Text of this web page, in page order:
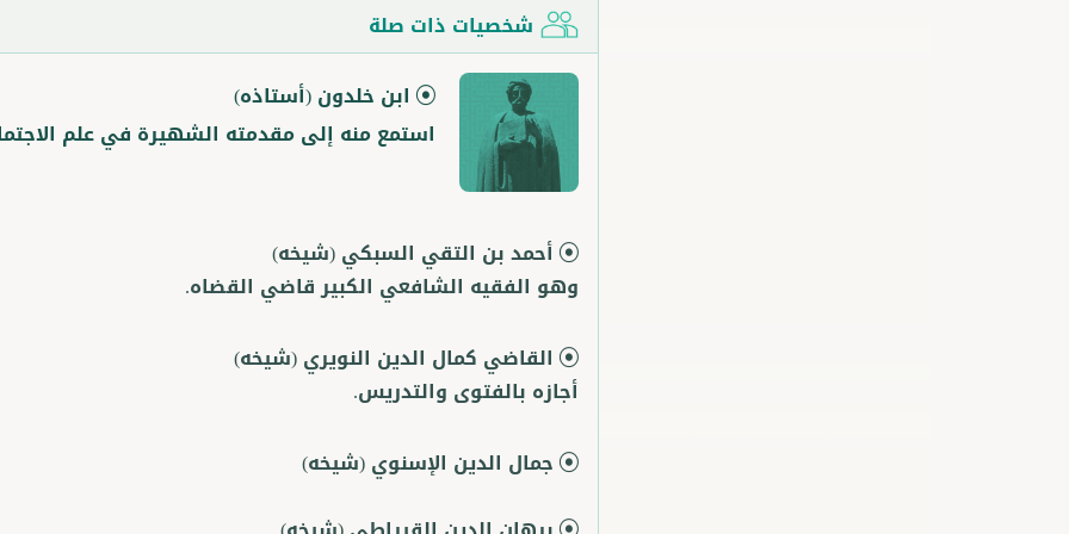
شخصيات ذات صلة
ابن خلدون(أستاذه)
استمع منه إلى مقدمته الشهيرة في علم
أحمد بن التقي السبكي(شيخه)
وهو الفقيه الشافعي الكبير قاضي القضاه.
القاضي كمال الدين النويري(شيخه)
أجازه بالفتوى والتدريس.
جمال الدين الإسنوي(شيخه)